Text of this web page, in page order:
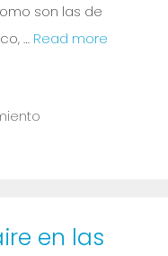
son las de
… Read more
en las